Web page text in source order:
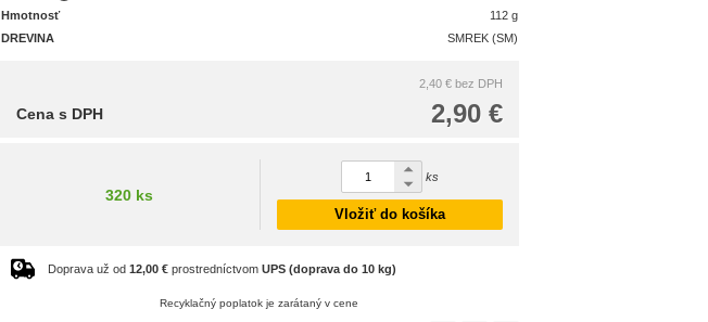
Hmotnosť
112 g
DREVINA
SMREK (SM)
2,40 € bez DPH
2,90 €
Cena s DPH
320 ks
ks
Vložiť do košíka
Doprava už od 12,00 €prostredníctvom UPS (doprava do 10 kg)
Recyklačný poplatok je zarátaný v cene